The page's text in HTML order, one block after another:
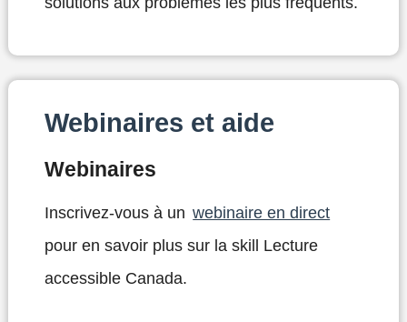
Webinaires et aide
Webinaires
Inscrivez-vous à un webinaire en direct
pour en savoir plus sur la skill Lecture
accessible Canada.